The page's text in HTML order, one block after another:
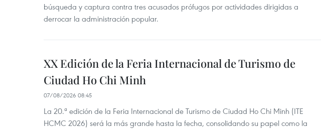
búsqueda y captura contra tres acusados prófugos por actividades dirigidas a
derrocar la administración popular.
XX Edición de la Feria Internacional de Turismo de
Ciudad Ho Chi Minh
07/08/2026 08:45
La 20.ª edición de la Feria Internacional de Turismo de Ciudad Ho Chi Minh (ITE
HCMC 2026) será la más grande hasta la fecha, consolidando su papel como la